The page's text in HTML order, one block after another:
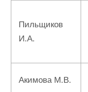
Пильщиков
И.А.
Акимова М.В.